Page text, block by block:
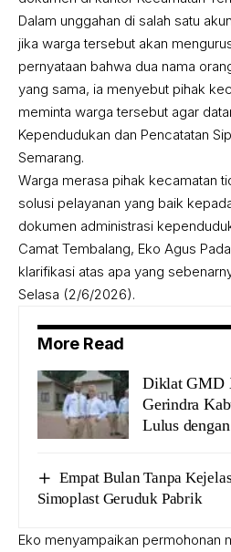
Dalam unggahan di salah satu
jika warga tersebut akan
pernyataan bahwa dua nama
yang sama, ia menyebut pihak
meminta warga tersebut agar
Kependudukan dan Pencatatan
Semarang.
Warga merasa pihak kecamatan
solusi pelayanan yang baik
dokumen administrasi
Camat Tembalang, Eko Agus
klarifikasi atas apa yang
Selasa (2/6/2026).
More Read
Diklat GMD
Gerindra
Lulus
Empat Bulan Tanpa
Simoplast Geruduk Pabrik
Eko menyampaikan permohonan